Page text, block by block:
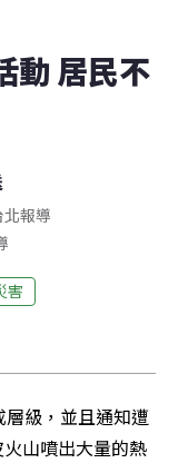
動 居民不
報導
害
級，並且通知遭
山噴出大量的熱